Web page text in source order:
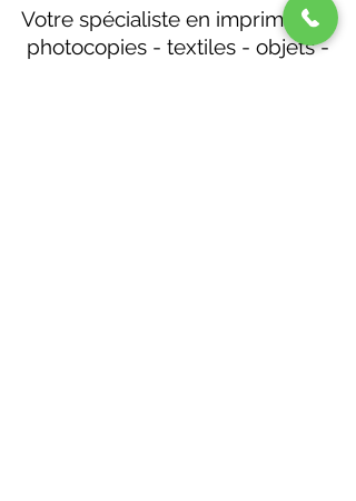
Votre spécialiste en imprimerie -
photocopies - textiles - objets -